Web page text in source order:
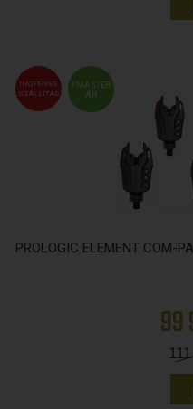
FMASTER
ÁR
INGYENES
SZÁLLÍTÁS
PROLOGIC ELEMENT COM-
99